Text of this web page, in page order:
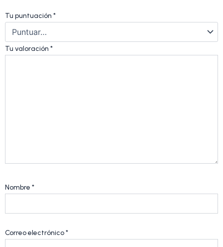
Tu puntuación *
Tu valoración *
Nombre *
Correo electrónico*